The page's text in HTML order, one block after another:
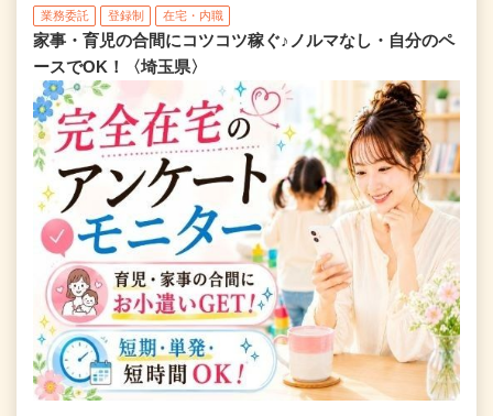
業務委託 登録制 在宅・内職
家事・育児の合間にコツコツ稼ぐ♪ノルマなし・自分のペ
ースでOK！〈埼玉県〉